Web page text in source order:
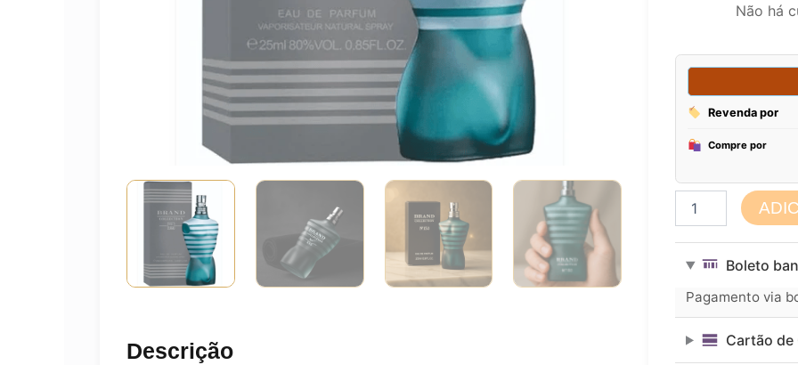
Descrição
Não há
Masculino
25ml
153
quantidade
Boleto
Pagamento via
Cartão de